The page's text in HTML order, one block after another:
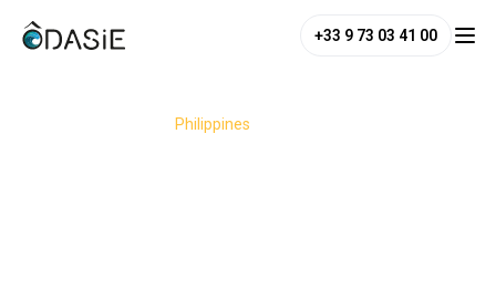
+33 9 73 03 41 00
Philippines